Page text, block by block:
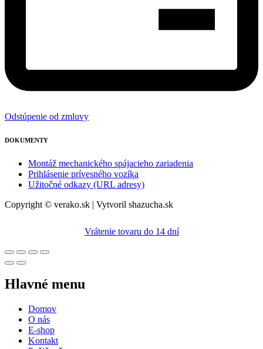
Odstúpenie od zmluvy
DOKUMENTY
Montáž mechanického spájacieho zariadenia
Prihlásenie prívesného vozíka
Užitočné odkazy (URL adresy)
Copyright © verako.sk | Vytvoril shazucha.sk
Vrátenie tovaru do 14 dní
Hlavné menu
Domov
O nás
E-shop
Kontakt